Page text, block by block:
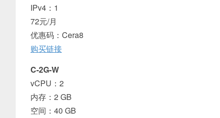
IPv4：1
72元/月
优惠码：Cera8
购买链接
C-2G-W
vCPU：2
内存：2 GB
空间：40 GB